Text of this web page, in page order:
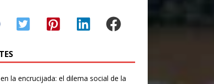
la encrucijada: el dilema social de la